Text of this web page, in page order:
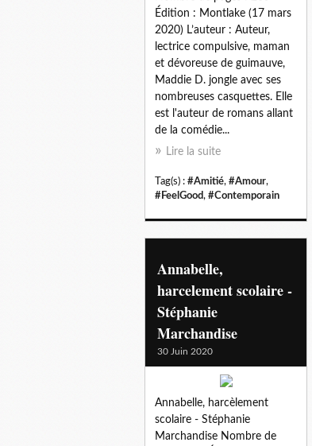
Édition : Montlake (17 mars
2020) L’auteur : Auteur,
lectrice compulsive, maman
et dévoreuse de guimauve,
Maddie D. jongle avec ses
nombreuses casquettes. Elle
est l'auteur de romans allant
de la comédie...
Lire la suite
Tag(s) : #Amitié, #Amour,
#FeelGood, #Contemporain
Annabelle,
harcelement scolaire -
Stéphanie
Marchandise
30 Juin 2020
Annabelle, harcèlement
scolaire - Stéphanie
Marchandise Nombre de